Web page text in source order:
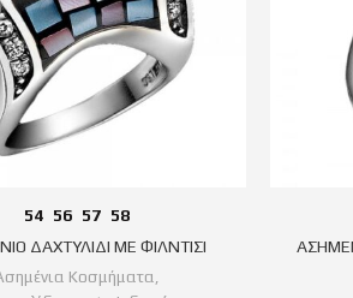
54 56 57 58
ΔΑΧΤΥΛΙΔΙ ΜΕ ΦΙΛΝΤΙΣΙ
Κοσμήματα